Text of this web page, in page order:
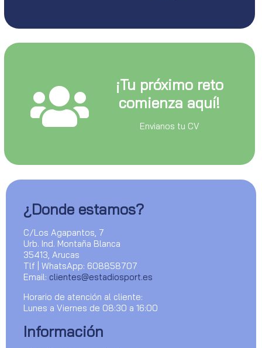
¡Tu próximo reto
comienza aquí!
Envianos tu CV
¿Donde estamos?
C/Los Agapantos, 7
Urb. Ind. Montaña Blanca
35413, Arucas
Tlf | WhatsApp: 608858707
Email: clientes@estadiosport.es
Horario de atención al cliente:
Lunes a Viernes de 08:30 a 16:00
Información